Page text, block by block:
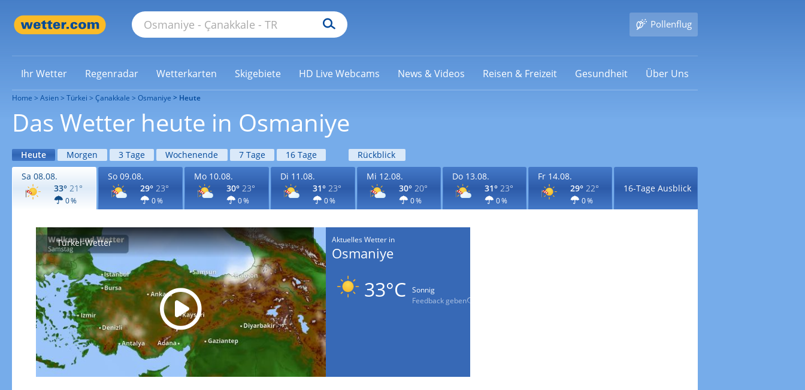
Pollenflug
Ihr Wetter Regenradar Wetterkarten Skigebiete HD Live Webcams News & Videos Reisen & Freizeit Gesundheit Über Uns
Home Asien Türkei Çanakkale Osmaniye Heute
Das Wetter heute in Osmaniye
Heute Morgen 3 Tage Wochenende 7 Tage 16 Tage
Rückblick
Sa 08.08.
33° 21°
0 %
So 09.08.
29° 23°
0 %
Mo 10.08.
30° 23°
0 %
Di 11.08.
31° 23°
0 %
Mi 12.08.
30° 20°
0 %
Do 13.08.
31° 23°
0 %
Fr 14.08.
29° 22°
0 %
16-Tage Ausblick
Türkei-Wetter Aktuelles Wetter in
Osmaniye
33°C
Sonnig
Feedback geben